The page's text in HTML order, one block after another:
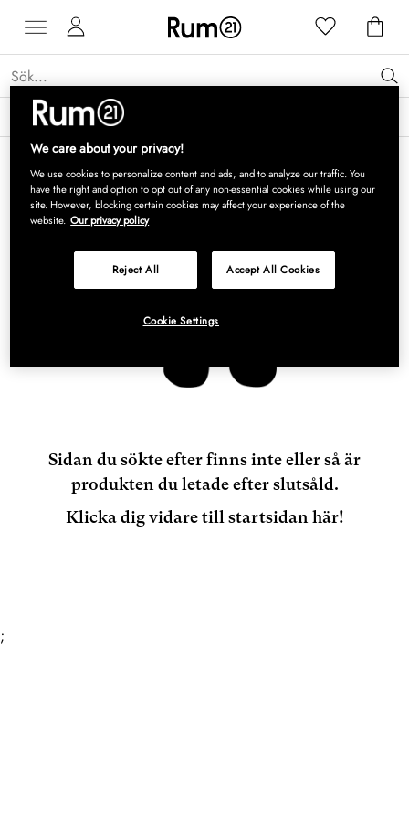
Få 15 % rabatt på Grythyttan Stålmöbler* →
Sidan du sökte efter finns inte eller så är
produkten du letade efter slutsåld.
Klicka dig vidare till startsidan här!
;
We care about your privacy!
We use cookies to personalize content and ads, and to analyze our traffic. You
have the right and option to opt out of any non-essential cookies while using our
site. However, blocking certain cookies may affect your experience of the
website. Our privacy policy
Reject All Accept All Cookies
Cookie Settings